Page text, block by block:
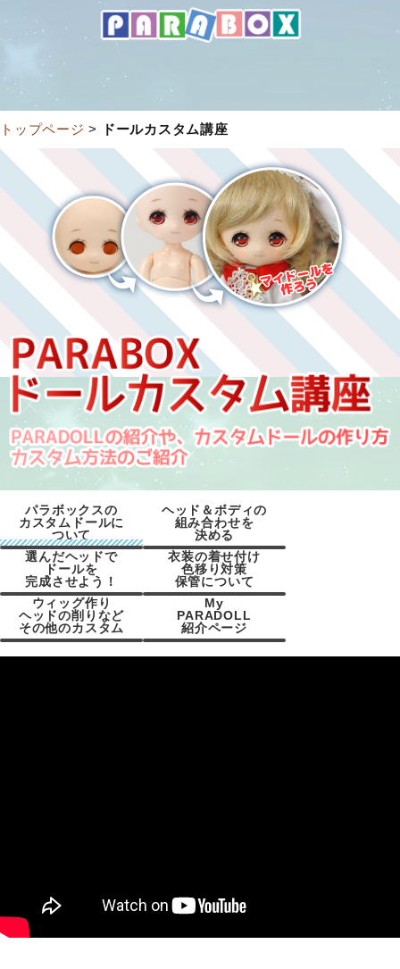
トップページ > ドールカスタム講座
パラボックスの
カスタムドールに
ついて
パラボックスのカス
タムドールについて
PARADOLLの特徴(素
材やバリエーション)
PARADOLLの販売に
ついて
ヘッド＆ボディの
組み合わせを
決める
作りたいドール・キ
ャラクターを選ぶ
ボディサイズを選ぶ
ヘッド/ボディの組み
合わせサンプル
ヘッド/ボディの接合
方法
選んだヘッドで
ドールを
完成させよう！
1.ヘッドにメイクす
る
2.アイラッシュを装
着しよう
3.ヘッドにアイを装
着する
4.ヘッドとボディを
接合する
5.ウィッグを装着す
る
ベースドールの完
成！
その他・ヘッドの加
工など
衣装の着せ付け
色移り対策
保管について
簡単な衣装の着せ方
ソフビボディ・ヘッ
ドの色移り
ドールの保管方法
ウィッグ作り
ヘッドの削りなど
その他のカスタム
My
PARADOLL
紹介ページ